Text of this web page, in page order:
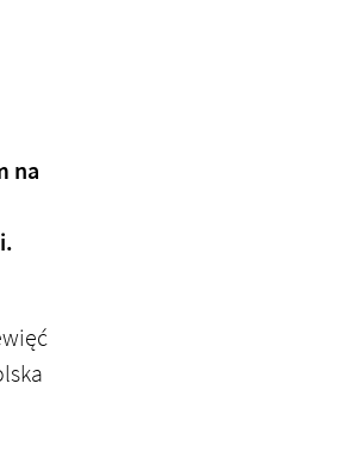
na